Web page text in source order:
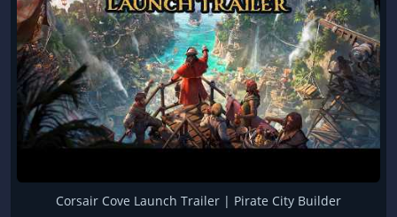
Corsair Cove Launch Trailer | Pirate City Builder